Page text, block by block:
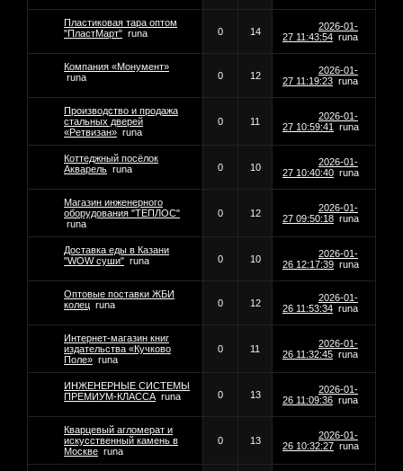
Пластиковая тара оптом
"ПластМарт" runa 0 14
2026-01-
27 11:43:54 runa
Компания «Монумент»
runa
0 12
2026-01-
27 11:19:23 runa
Производство и продажа
стальных дверей
«Ретвизан» runa
0 11
2026-01-
27 10:59:41
runa
Коттеджный посёлок
Акварель runa 0 10
2026-01-
27 10:40:40 runa
Магазин инженерного
оборудования "ТЕПЛОС"
runa
0 12
2026-01-
27 09:50:18 runa
Доставка еды в Казани
"WOW суши" runa 0 10
2026-01-
26 12:17:39 runa
Оптовые поставки ЖБИ
колец runa 0 12
2026-01-
26 11:53:34 runa
Интернет-магазин книг
издательства «Кучково
Поле» runa
0 11
2026-01-
26 11:32:45 runa
ИНЖЕНЕРНЫЕ СИСТЕМЫ
ПРЕМИУМ-КЛАССА runa 0 13
2026-01-
26 11:09:36 runa
Кварцевый агломерат и
искусственный камень в
Москве runa
0 13
2026-01-
26 10:32:27 runa